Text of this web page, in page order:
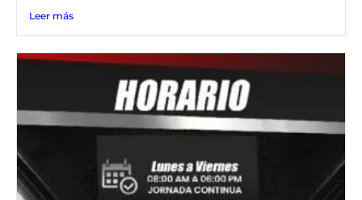
Leer más